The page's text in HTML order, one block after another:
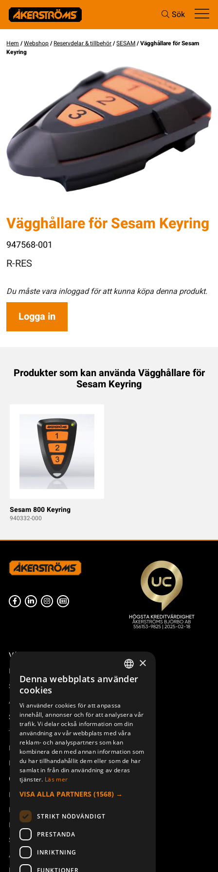
Sök
Hem /Webshop/Reservdelar & tillbehör/SESAM/ Vägghållare för Sesam
Keyring
Vägghållare för Sesam Keyring
947568-001
R-RES
Du måste vara inloggad för att kunna köpa denna produkt.
Logga in
Produkter som kan använda Vägghållare för
Sesam Keyring
Sesam 800 Keyring
940332-000
Våra radiostyrningar – översikt
Remotus
Sesam
Access_Ctrl
Support
Teknisk support
Boka service
Manualer och videoinstruktioner
Om Åkerströms
Kontakt
Nyheter
Pressrum
Säkerhet och direktiv
Allmänna villkor
SWEDISH
DEUTSCH
×
Denna webbplats använder
cookies
Vi använder cookies för att anpassa
innehåll, annonser och för att analysera vår
trafik. Vi delar också information om din
användning av vår webbplats med våra
reklam- och analyspartners som kan
kombinera den med annan information som
du har tillhandahållit dem eller som de har
samlat in från din användning av deras
tjänster. Läs mer
VISA ALLA PARTNERS (1568) →
STRIKT NÖDVÄNDIGT
PRESTANDA
INRIKTNING
FUNKTIONER